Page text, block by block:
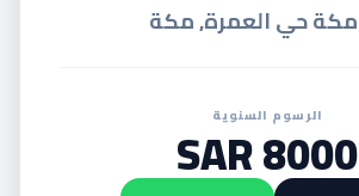
مكة حي العمرة, مكة
الرسوم السنوية
8000 SAR